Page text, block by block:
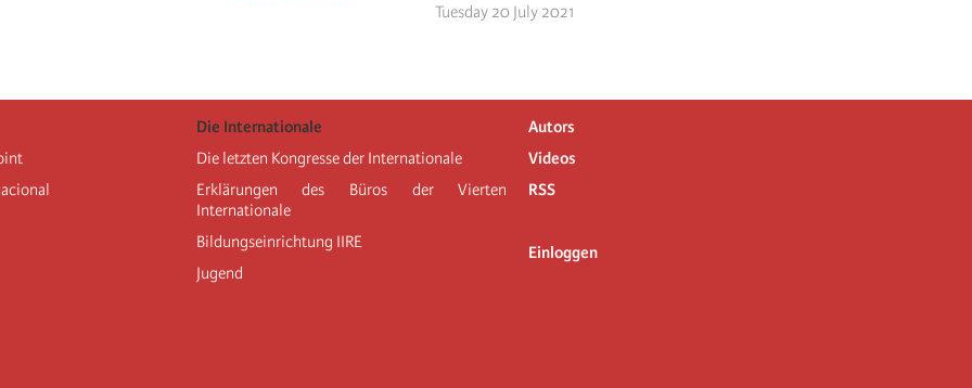
Tuesday 20 July 2021
Die Internationale
Die letzten Kongresse der Internationale
Erklärungen des Büros der Vierten
Internationale
Bildungseinrichtung IIRE
Jugend
Autors
Videos
RSS
Einloggen